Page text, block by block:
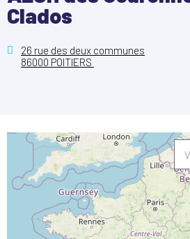
Clados
26 rue des deux communes
86000 POITIERS